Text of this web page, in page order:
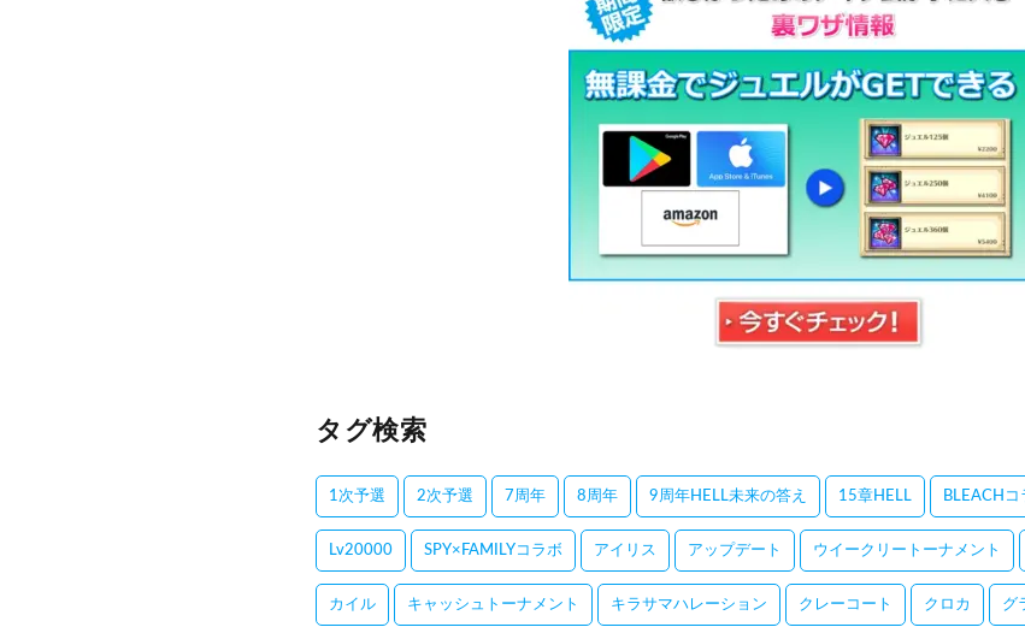
タグ検索
1次予選 2次予選 7周年 8周年 9周年HELL未来の答え 15章HELL BLEACHコ
Lv20000 SPY×FAMILYコラボ アイリス アップデート ウイークリートーナメント
カイル キャッシュトーナメント キラサマハレーション クレーコート クロカ グ